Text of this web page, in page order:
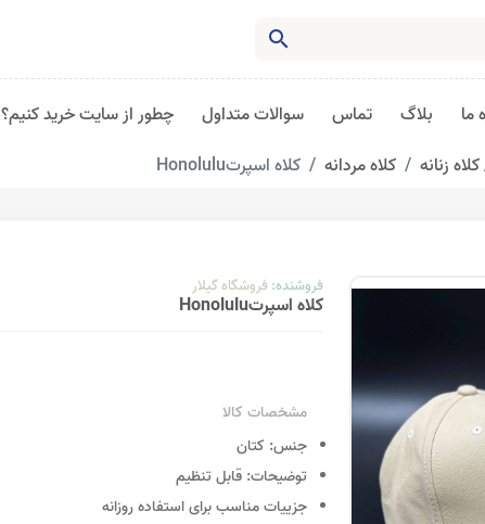
search
ما بلاگ تماس سوالات متداول چطور از سایت خرید کنیم؟
کلاه زنانه کلاه مردانه کلاه اسپرتHonolulu
فروشنده: فروشگاه گیلار
کلاه اسپرتHonolulu
مشخصات کالا
جنس: کتان
توضیحات: قابل تنظیم
جزییاتمناسب برای استفاده روزانه